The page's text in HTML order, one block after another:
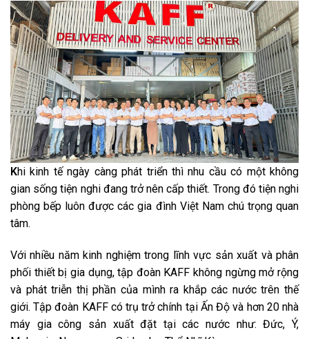
Khi kinh tế ngày càng phát triển thì nhu cầu có một không
gian sống tiện nghi đang trở nên cấp thiết. Trong đó tiện nghi
phòng bếp luôn được các gia đình Việt Nam chú trọng quan
tâm.
Với nhiều năm kinh nghiệm trong lĩnh vực sản xuất và phân
phối thiết bị gia dụng, tập đoàn KAFF không ngừng mở rộng
và phát triễn thị phần của mình ra khắp các nước trên thế
giới. Tập đoàn KAFF có trụ trở chính tại Ấn Độ và hơn 20 nhà
máy gia công sản xuất đặt tại các nước như: Đức, Ý,